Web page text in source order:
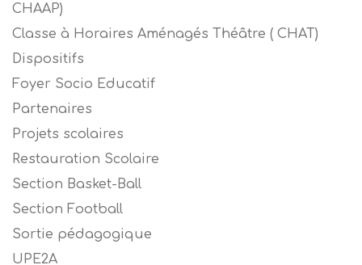
CHAAP)
Classe à Horaires Aménagés Théâtre ( CHAT)
Dispositifs
Foyer Socio Educatif
Partenaires
Projets scolaires
Restauration Scolaire
Section Basket-Ball
Section Football
Sortie pédagogique
UPE2A